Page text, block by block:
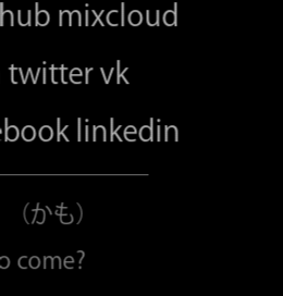
mixcloud
twitter vk
linkedin
かも）
come?